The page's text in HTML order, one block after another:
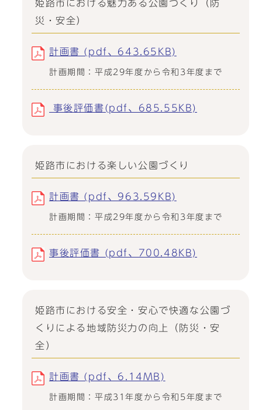
姫路市における魅力ある公園づくり（防
災・安全）
計画書 (pdf、643.65KB)
計画期間：平成29年度から令和3年度まで
事後評価書(pdf、685.55KB)
姫路市における楽しい公園づくり
計画書 (pdf、963.59KB)
計画期間：平成29年度から令和3年度まで
事後評価書 (pdf、700.48KB)
姫路市における安全・安心で快適な公園づ
くりによる地域防災力の向上（防災・安
全）
計画書 (pdf、6.14MB)
計画期間：平成31年度から令和5年度まで